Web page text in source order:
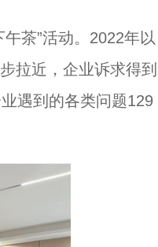
茶”活动。2022年以
拉近，企业诉求得到
遇到的各类问题129